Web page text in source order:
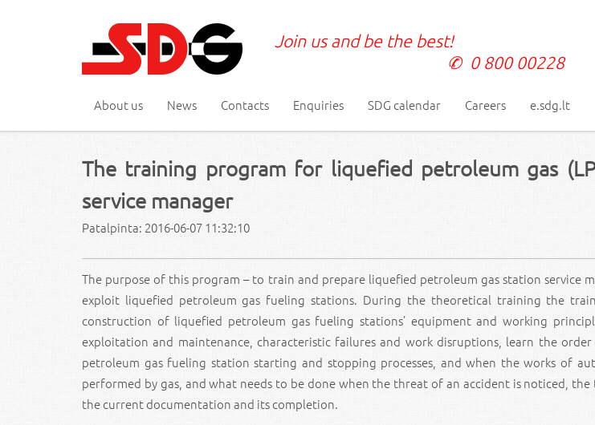
Join us and be the best!
0 800 00228
About us News Contacts Enquiries SDG calendar Careers e.sdg.lt
The training program for liquefied petroleum gas
service manager
Patalpinta: 2016-06-07 11:32:10
The purpose of this program – to train and prepare liquefied petroleum gas station service
exploit liquefied petroleum gas fueling stations. During the theoretical training the
construction of liquefied petroleum gas fueling stations’ equipment and working
exploitation and maintenance, characteristic failures and work disruptions, learn the
petroleum gas fueling station starting and stopping processes, and when the works of
performed by gas, and what needs to be done when the threat of an accident is noticed,
the current documentation and its completion.